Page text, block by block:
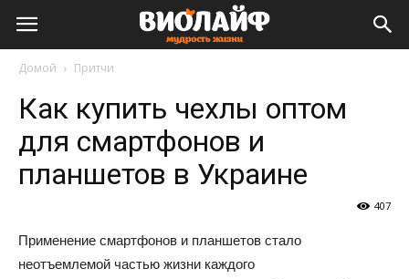
Виолайф
Домой Притчи
Как купить чехлы оптом
для смартфонов и
планшетов в Украине
407
Применение смартфонов и планшетов стало
неотъемлемой частью жизни каждого